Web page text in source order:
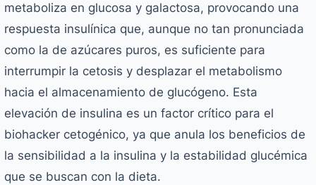
metaboliza en glucosa y galactosa, provocando una
respuesta insulínica que, aunque no tan pronunciada
como la de azúcares puros, es suficiente para
interrumpir la cetosis y desplazar el metabolismo
hacia el almacenamiento de glucógeno. Esta
elevación de insulina es un factor crítico para el
biohacker cetogénico, ya que anula los beneficios de
la sensibilidad a la insulina y la estabilidad glucémica
que se buscan con la dieta.